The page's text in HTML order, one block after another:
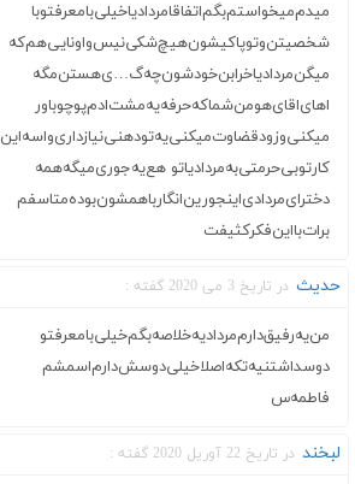
میدم‌میخواستم‌بگم‌اتفاقا‌مردادیاخیلی‌بامعرفتوبا‌
شخصیتن‌وتوپاکیشون‌هیچ‌شکی‌نیس‌واونایی‌هم‌که‌
میگن‌مردادیاخرابن‌خودشون‌چه‌گ…ی‌هستن‌مگه
اهای‌اقای‌هومن‌شماکه‌حرفه‌یه‌مشت‌ادم‌پوچوباور
میکنی‌وزودقضاوت‌میکنی‌یه‌تودهنی‌نیازداری‌واسه‌این
کارتوبی‌حرمتی‌به‌مردادیاتو‌ هع‌یه‌جوری‌میگه‌همه‌
دخترای‌مردادی‌اینجورین‌انگارباهمشون‌بوده‌متاسفم
برات‌بااین‌فکرکثیفت
حدیث در تاریخ 3 می 2020 گفته :
من‌یه‌رفیق‌دارم‌مردادیه‌خلاصه‌بگم‌خیلی‌با‌معرفتو‌
دوسداشتنیه‌تکه‌اصلا‌‌خیلی‌دوسش‌دارم‌اسمشم‌
فاطمه‌س
لبخند در تاریخ 22 آوریل 2020 گفته :